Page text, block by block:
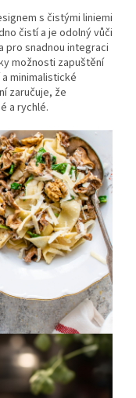
s čistými liniemi
čistí a je odolný vůči
pro snadnou integraci
možnosti zapuštění
minimalistické
zaručuje, že
a rychlé.